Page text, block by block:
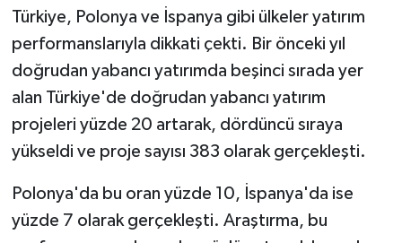
Türkiye, Polonya ve İspanya gibi ülkeler yatırım
performanslarıyla dikkati çekti. Bir önceki yıl
doğrudan yabancı yatırımda beşinci sırada yer
alan Türkiye'de doğrudan yabancı yatırım
projeleri yüzde 20 artarak, dördüncü sıraya
yükseldi ve proje sayısı 383 olarak gerçekleşti.
Polonya'da bu oran yüzde 10, İspanya'da ise
yüzde 7 olarak gerçekleşti. Araştırma, bu